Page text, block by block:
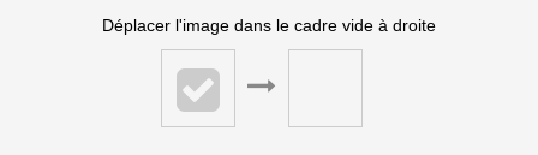
Déplacer l'image dans le cadre vide à droite